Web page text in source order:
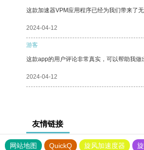
这款加速器VPM应用程序已经为我们带来了
2024-04-12
游客
这款app的用户评论非常真实，可以帮助我做
2024-04-12
友情链接
网站地图 QuickQ 旋风加速度器